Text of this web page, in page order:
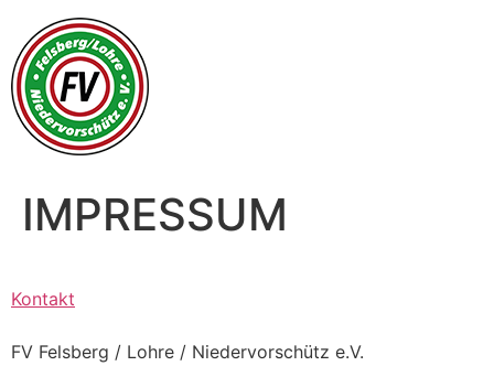
Inhalt
springen
IMPRESSUM
Kontakt
FV Felsberg / Lohre / Niedervorschütz e.V.